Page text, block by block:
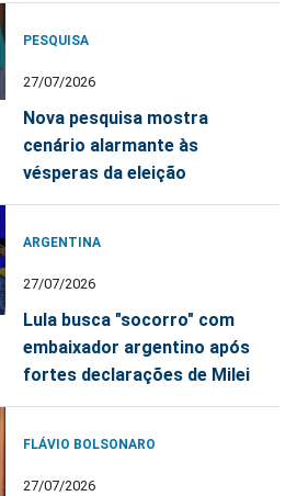
PESQUISA
27/07/2026
Nova pesquisa mostra
cenário alarmante às
vésperas da eleição
ARGENTINA
27/07/2026
Lula busca "socorro" com
embaixador argentino após
fortes declarações de Milei
FLÁVIO BOLSONARO
27/07/2026